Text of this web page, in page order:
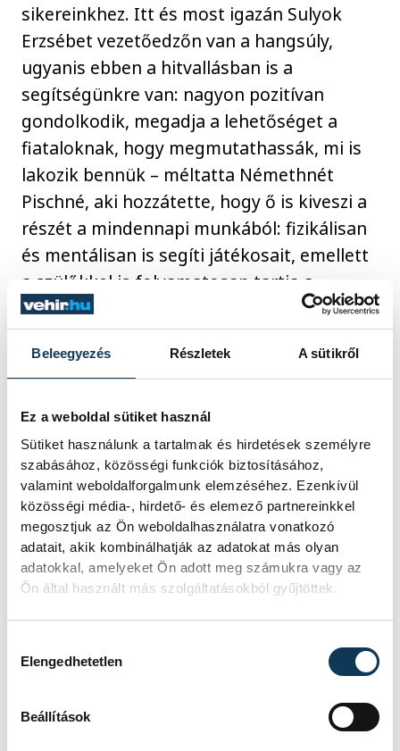
Beleegyezés Részletek A sütikről
Ez a weboldal sütiket használ
Sütiket használunk a tartalmak és hirdetések személyre
szabásához, közösségi funkciók biztosításához,
valamint weboldalforgalmunk elemzéséhez. Ezenkívül
közösségi média-, hirdető- és elemező partnereinkkel
megosztjuk az Ön weboldalhasználatra vonatkozó
adatait, akik kombinálhatják az adatokat más olyan
adatokkal, amelyeket Ön adott meg számukra vagy az
Ön által használt más szolgáltatásokból gyűjtöttek.
Elengedhetetlen
Beállítások
sikereinkhez. Itt és most igazán Sulyok
Erzsébet vezetőedzőn van a hangsúly,
ugyanis ebben a hitvallásban is a
segítségünkre van: nagyon pozitívan
gondolkodik, megadja a lehetőséget a
fiataloknak, hogy megmutathassák, mi is
lakozik bennük – méltatta Némethnét
Pischné, aki hozzátette, hogy ő is kiveszi a
részét a mindennapi munkából: fizikálisan
és mentálisan is segíti játékosait, emellett
a szülőkkel is folyamatosan tartja a
kapcsolatot.
Tavaszi „szél”
– Tavasszal szeretnénk a 4-6. hely
környékén végezni. Úgy gondolom, hogy
Sulyok Erzsébet vezetése alatt a csapat
hihetetlen sokat fejlődött az utóbbi
időszakban: masszív-agresszív, igazán
stabil védekezést tudhatunk már a
nagyon sokat fejlődtünk: több gólt is
hozzá zárásként Pischné Bankó Zsuzsanna.